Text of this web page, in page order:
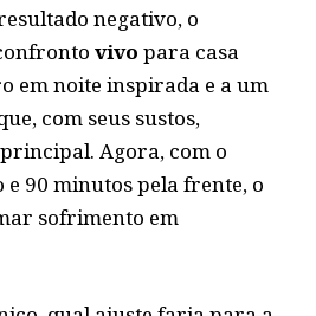
negativo, o
vivo para casa
em noite inspirada e a um
com seus sustos,
Agora, com o
e 90 minutos pela frente, o
sofrimento em